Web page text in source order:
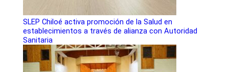
SLEP Chiloé activa promoción de la Salud en
establecimientos a través de alianza con Autoridad
Sanitaria